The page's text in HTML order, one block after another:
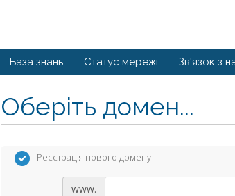
База знань Статус мережі Зв'язок з
Оберіть домен...
Реєстрація нового домену
www.